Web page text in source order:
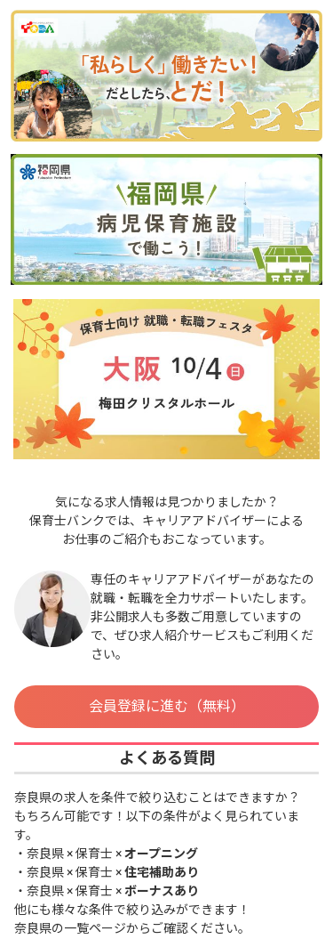
気になる求人情報は見つかりましたか？
保育士バンクでは、キャリアアドバイザーによる
お仕事のご紹介もおこなっています。
専任のキャリアアドバイザーがあなたの
就職・転職を全力サポートいたします。
非公開求人も多数ご用意していますの
で、ぜひ求人紹介サービスもご利用くだ
さい。
会員登録に進む（無料）
よくある質問
奈良県の求人を条件で絞り込むことはできますか？
もちろん可能です！以下の条件がよく見られていま
す。
・ 奈良県 × 保育士 ×オープニング
・ 奈良県 × 保育士 ×住宅補助あり
・ 奈良県 × 保育士 ×ボーナスあり
他にも様々な条件で絞り込みができます！
奈良県の一覧ページからご確認ください。